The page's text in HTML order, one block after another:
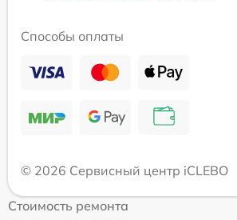
Способы оплаты
© 2026 Сервисный центр iCLEBO
Стоимость ремонта